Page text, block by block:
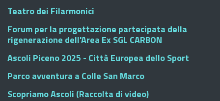
Teatro dei Filarmonici
Forum per la progettazione partecipata della
rigenerazione dell'Area Ex SGL CARBON
Ascoli Piceno 2025 - Città Europea dello Sport
Parco avventura a Colle San Marco
Scopriamo Ascoli (Raccolta di video)